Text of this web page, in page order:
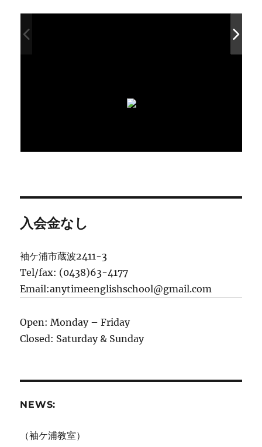
入会金なし
袖ケ浦市蔵波2411-3
Tel/fax: (0438)63-4177
Email:anytimeenglishschool@gmail.com
Open: Monday – Friday
Closed: Saturday & Sunday
NEWS:
（袖ケ浦教室）